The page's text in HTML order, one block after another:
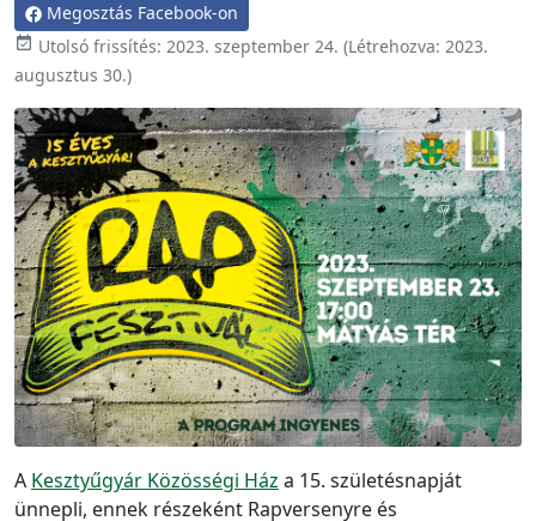
Megosztás Facebook-on
 Utolsó frissítés: 2023. szeptember 24. (Létrehozva: 2023.
augusztus 30.)
A Kesztyűgyár Közösségi Ház a 15. születésnapját
ünnepli, ennek részeként Rapversenyre és